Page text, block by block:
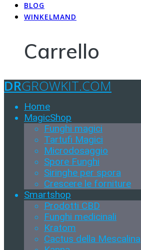
BLOG
WINKELMAND
Carrello
DRGROWKIT.COM
Home
MagicShop
Funghi magici
Tartufi Magici
Microdosaggio
Spore Funghi
Siringhe per spora
Crescere le forniture
Smartshop
Prodotti CBD
Funghi medicinali
Kratom
Cactus della Mescalina